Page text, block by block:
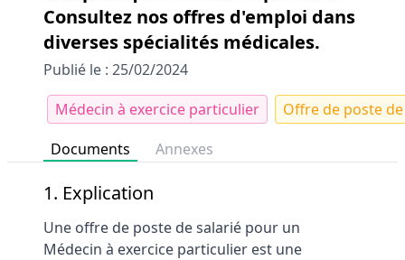
Consultez nos offres d'emploi dans
diverses spécialités médicales.
Publié le : 25/02/2024
Médecin à exercice particulier
Offre de poste
Documents
Annexes
1. Explication
Une offre de poste de salarié pour un
Médecin à exercice particulier est une